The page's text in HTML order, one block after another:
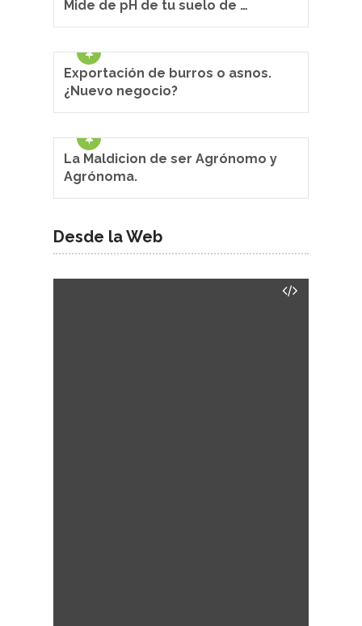
Mide de pH de tu suelo de …
Exportación de burros o asnos.
¿Nuevo negocio?
La Maldicion de ser Agrónomo y
Agrónoma.
Desde la Web